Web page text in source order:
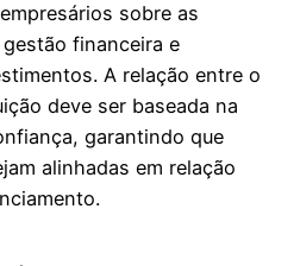
sobre as
financeira e
A relação entre o
deve ser baseada na
garantindo que
alinhadas em relação